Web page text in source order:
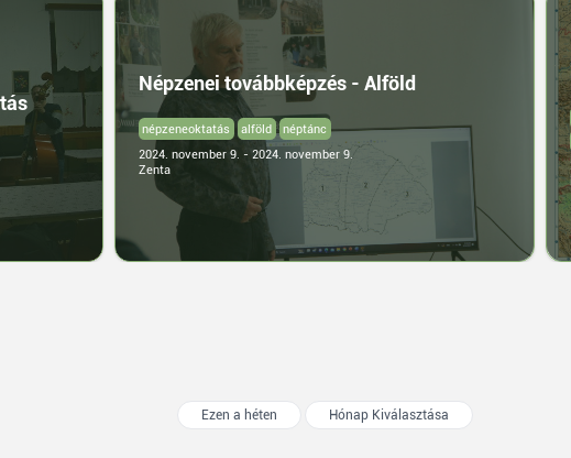
Népzenei továbbképzés - Alföld
népzeneoktatás alföld
néptánc
2024. november 9. - 2024. november 9.
Zenta
Ezen a héten